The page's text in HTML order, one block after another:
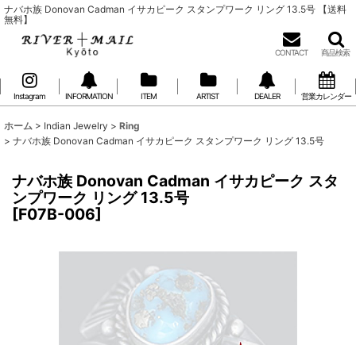
ナバホ族 Donovan Cadman イサカピーク スタンプワーク リング 13.5号 【送料
無料】
CONTACT 商品検索
Instagram INFORMATION ITEM ARTIST DEALER 営業カレンダー
ホーム > Indian Jewelry > Ring
> ナバホ族 Donovan Cadman イサカピーク スタンプワーク リング 13.5号
ナバホ族 Donovan Cadman イサカピーク スタ
ンプワーク リング 13.5号
[F07B-006]